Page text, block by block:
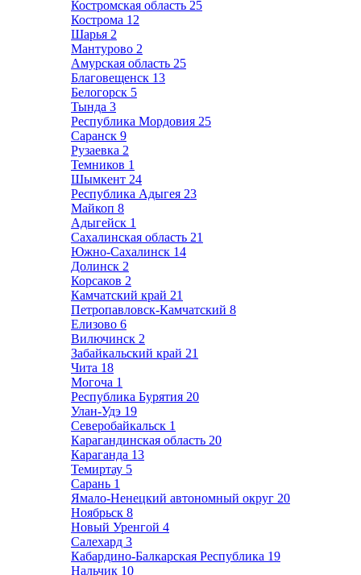
Костромская область 25
Кострома 12
Шарья 2
Мантурово 2
Амурская область 25
Благовещенск 13
Белогорск 5
Тында 3
Республика Мордовия 25
Саранск 9
Рузаевка 2
Темников 1
Шымкент 24
Республика Адыгея 23
Майкоп 8
Адыгейск 1
Сахалинская область 21
Южно-Сахалинск 14
Долинск 2
Корсаков 2
Камчатский край 21
Петропавловск-Камчатский 8
Елизово 6
Вилючинск 2
Забайкальский край 21
Чита 18
Могоча 1
Республика Бурятия 20
Улан-Удэ 19
Северобайкальск 1
Карагандинская область 20
Караганда 13
Темиртау 5
Сарань 1
Ямало-Ненецкий автономный округ 20
Ноябрьск 8
Новый Уренгой 4
Салехард 3
Кабардино-Балкарская Республика 19
Нальчик 10